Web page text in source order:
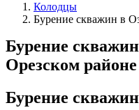
Колодцы
Бурение скважин в
Бурение
Орезском районе
Бурение